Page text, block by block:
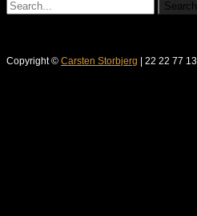
Copyright © Carsten Storbjerg | 22 22 77